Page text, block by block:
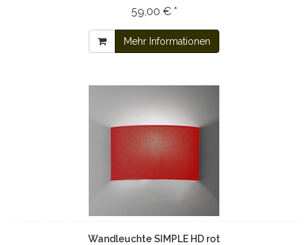
59,00 € *
Mehr Informationen
Wandleuchte SIMPLE HD rot